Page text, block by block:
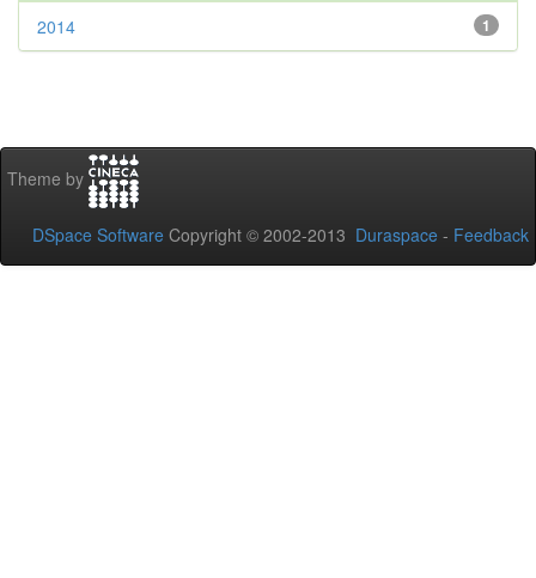
1
2014
Theme by
DSpace Software Copyright © 2002-2013 Duraspace - Feedback